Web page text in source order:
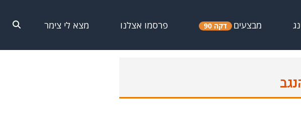
מבצעים דקה 90 פרסמו אצלנו מצא לי צימר